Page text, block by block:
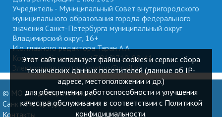
Учредитель - Муниципальный Совет внутригородского
муниципального образования города федерального
значения Санкт-Петербурга муниципальный округ
Владимирский округ, 16+
И.о. главного редактора Таран А.А.
Контактный телефон: +7(812)710-89-41
Электронная почта: sovetvo@mail.ru
© МО Владимирский округ
Санкт-Петербург
Контакты
Этот сайт использует файлы cookies и сервис сбора
технических данных посетителей (данные об IP-
адресе, местоположении и др.)
для обеспечения работоспособности и улучшения
качества обслуживания в соответствии с Политикой
конфидициальности.